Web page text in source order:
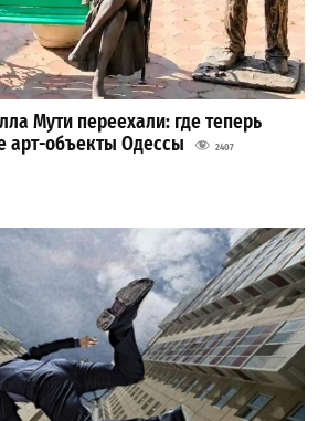
Мути переехали: где теперь
арт-объекты Одессы
2407